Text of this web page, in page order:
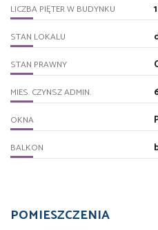
LICZBA PIĘTER W BUDYNKU 1
STAN LOKALU
STAN PRAWNY
MIES. CZYNSZ ADMIN.
OKNA
BALKON
POMIESZCZENIA